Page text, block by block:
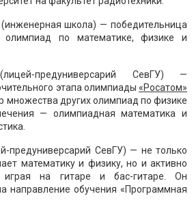
школа) — победительница
по математике, физике и
предуниверсарий СевГУ) —
этапа олимпиады «Росатом»
множества других олимпиад по физике
— олимпиадная математика и
предуниверсарий СевГУ) — не только
математику и физику, но и активно
играя на гитаре и бас-гитаре. Он
направление обучения «Программная